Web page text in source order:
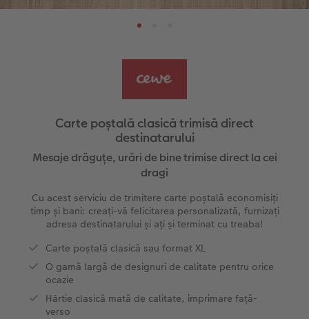
Pas cu Pas editare fotocarte anuar
Exemplele clienților
CEWE FOTOCARTE Kids
CEWE FOTOCARTE Art Collection
Fotografii mari pe hârtie foto
Nature Prints
Poster Premium
Fotografii standard
Cutii cu fotografii
Set fotografii
Poster cu hartă
Fotografie Aludibond
Fotografie pe Forex
Panou de întâmpinare nuntă
Baghete pentru poster
Hexxas
Fotografie pe lemn
Decorațiuni de perete din mai multe părți
Foto magneți
Rechizite școlare și de birou
Cutii de cadou
Textile
Art Prints
Calendare foto
CEWE FOTOCARTE Kids
Sfaturi fotografiere
Povești CEWE
Idei de cadouri pentru cei dragi
Călătorie
Nuntă
Absolvire
Carte poștală clasică trimisă direct
destinatarului
Mesaje drăguțe, urări de bine trimise direct la cei
dragi
Cu acest serviciu de trimitere carte poștală economisiți
timp și bani: creați-vă felicitarea personalizată, furnizați
adresa destinatarului și ați și terminat cu treaba!
Carte poștală clasică sau format XL
O gamă largă de designuri de calitate pentru orice
ocazie
Hârtie clasică mată de calitate, imprimare față-
verso